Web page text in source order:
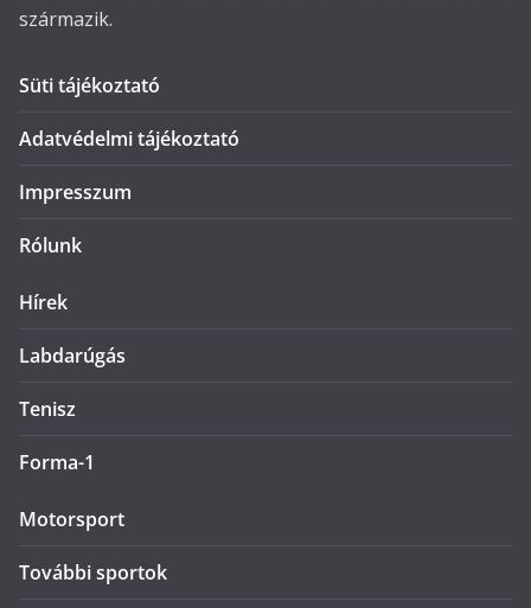
származik.
Süti tájékoztató
Adatvédelmi tájékoztató
Impresszum
Rólunk
Hírek
Labdarúgás
Tenisz
Forma-1
Motorsport
További sportok